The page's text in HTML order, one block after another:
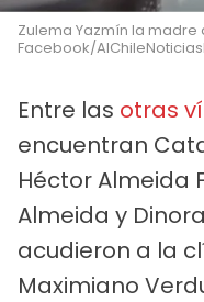
Zulema Yazmín la madre
Facebook/
Entre las otras
encuentran
Héctor Almeida
Almeida y
acudieron a la
Maximiano